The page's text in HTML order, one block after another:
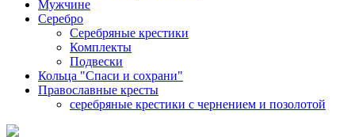
Мужчине
Серебро
Серебряные крестики
Комплекты
Подвески
Кольца "Спаси и сохрани"
Православные кресты
cеребряные крестики с чернением и позолотой